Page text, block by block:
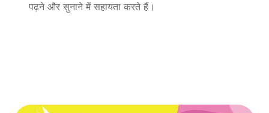
पढ़ने और सुनाने में सहायता करते हैं।